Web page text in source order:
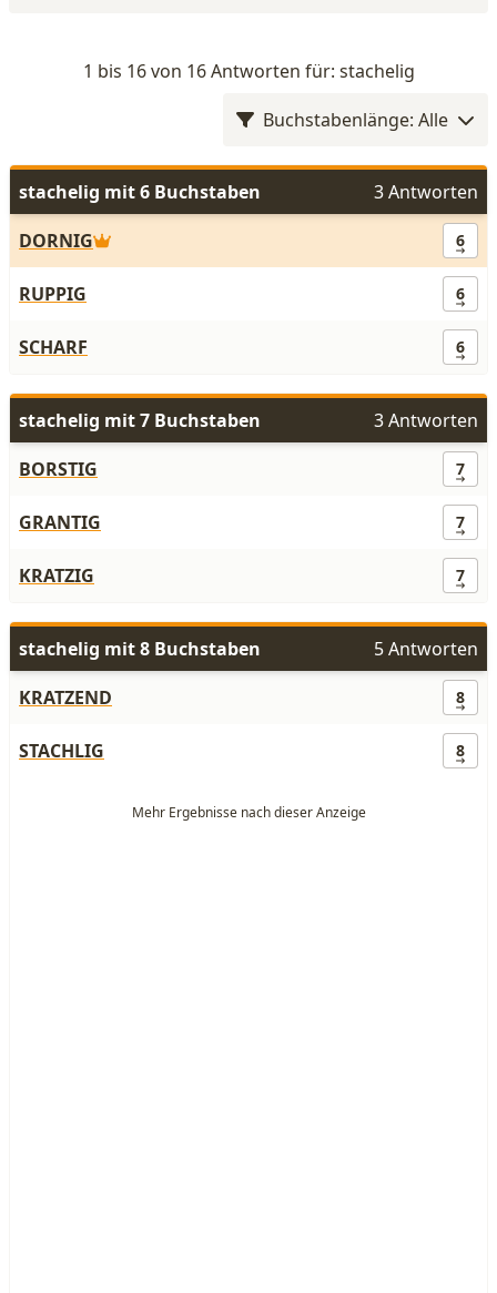
1 bis 16 von 16 Antworten für: stachelig
Buchstabenlänge: Alle
stachelig mit 6 Buchstaben
3 Antworten
DORNIG
6
RUPPIG 6
SCHARF 6
stachelig mit 7 Buchstaben
3 Antworten
BORSTIG
7
GRANTIG 7
KRATZIG 7
stachelig mit 8 Buchstaben
5 Antworten
KRATZEND
8
STACHLIG 8